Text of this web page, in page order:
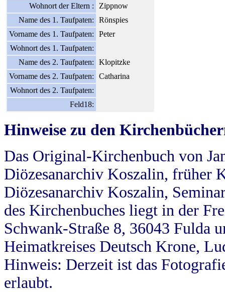
Wohnort der Eltern :
Zippnow
Name des 1. Taufpaten:
Rönspies
Vorname des 1. Taufpaten:
Peter
Wohnort des 1. Taufpaten:
Name des 2. Taufpaten:
Klopitzke
Vorname des 2. Taufpaten:
Catharina
Wohnort des 2. Taufpaten:
Feld18:
Hinweise zu den
Das Original-Kirchenbuch von
Diözesanarchiv Koszalin, früher
Diözesanarchiv Koszalin,
des Kirchenbuches liegt in der
Schwank-Straße 8, 36043 Fulda
Heimatkreises Deutsch Krone,
Hinweis: Derzeit ist das
erlaubt.